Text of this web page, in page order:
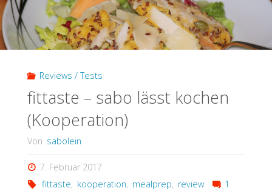
Reviews / Tests
fittaste – sabo lässt kochen
(Kooperation)
Von sabolein
7. Februar 2017
fittaste, kooperation, mealprep, review 1